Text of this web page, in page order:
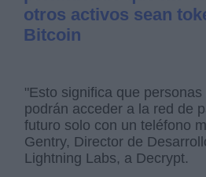
otros activos sean
Bitcoin
"Esto significa que
podrán acceder a la red de
futuro solo con un teléfono
Gentry, Director de
Lightning Labs, a Decrypt.